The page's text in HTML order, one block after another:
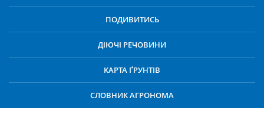
ПОДИВИТИСЬ
ДІЮЧІ РЕЧОВИНИ
КАРТА ҐРУНТІВ
СЛОВНИК АГРОНОМА